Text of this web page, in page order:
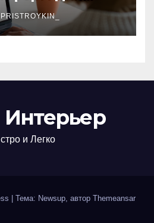
и
PRISTROYKIN_
и Легко
Тема: Newsup, автор Themeansar